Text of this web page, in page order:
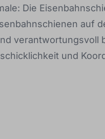
Die
auf
verantwortungsvoll
und